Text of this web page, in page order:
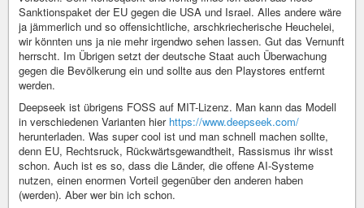
Sanktionspaket der EU gegen die USA und Israel. Alles andere wäre
ja jämmerlich und so offensichtliche, arschkriecherische Heuchelei,
wir könnten uns ja nie mehr irgendwo sehen lassen. Gut das Vernunft
herrscht. Im Übrigen setzt der deutsche Staat auch Überwachung
gegen die Bevölkerung ein und sollte aus den Playstores entfernt
werden.
Deepseek ist übrigens FOSS auf MIT-Lizenz. Man kann das Modell
in verschiedenen Varianten hier https://www.deepseek.com/
herunterladen. Was super cool ist und man schnell machen sollte,
denn EU, Rechtsruck, Rückwärtsgewandtheit, Rassismus ihr wisst
schon. Auch ist es so, dass die Länder, die offene AI-Systeme
nutzen, einen enormen Vorteil gegenüber den anderen haben
(werden). Aber wer bin ich schon.